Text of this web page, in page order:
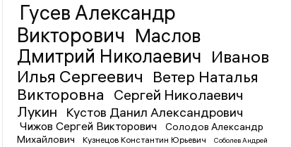
Гусев Александр
Викторович Маслов
Дмитрий Николаевич Иванов
Илья Сергеевич
Ветер Наталья
Викторовна
Сергей Николаевич
Лукин
Кустов Данил Александрович
Чижов Сергей Викторович
Солодов Александр
Михайлович
Кузнецов Константин Юрьевич
Соболев Андрей